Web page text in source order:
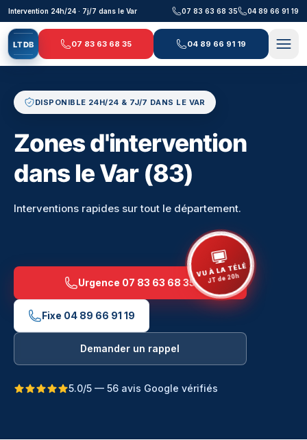
Aller au contenu principal
Intervention 24h/24 · 7j/7 dans le Var 07 83 63 68 35 04 89 66 91 19
LTDB 07 83 63 68 35 04 89 66 91 19
DISPONIBLE 24H/24 & 7J/7 DANS LE VAR
Zones d'intervention
dans le Var (83)
Interventions rapides sur tout le département.
Urgence 07 83 63 68 35
Fixe 04 89 66 91 19
VU À LA TÉLÉ
JT de 20h
Demander un rappel
5.0/5 — 56 avis Google vérifiés